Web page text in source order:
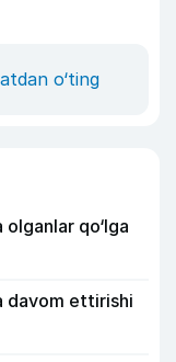
o‘ting
qo‘lga
davom ettirishi